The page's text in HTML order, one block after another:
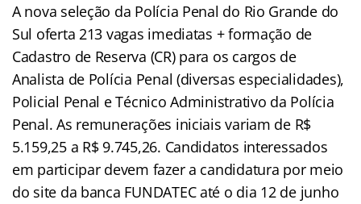
A nova seleção da Polícia Penal do Rio Grande do
Sul oferta 213 vagas imediatas + formação de
Cadastro de Reserva (CR) para os cargos de
Analista de Polícia Penal (diversas especialidades),
Policial Penal e Técnico Administrativo da Polícia
Penal. As remunerações iniciais variam de R$
5.159,25 a R$ 9.745,26. Candidatos interessados
em participar devem fazer a candidatura por meio
do site da banca FUNDATEC até o dia 12 de junho